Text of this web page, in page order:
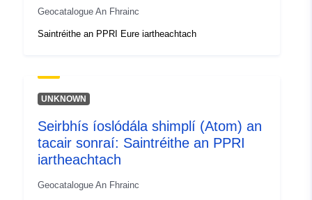
Geocatalogue An Fhrainc
Saintréithe an PPRI Eure iartheachtach
UNKNOWN
Seirbhís íoslódála shimplí (Atom) an
tacair sonraí: Saintréithe an PPRI
iartheachtach
Geocatalogue An Fhrainc